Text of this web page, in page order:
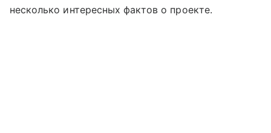
несколько интересных фактов о проекте.